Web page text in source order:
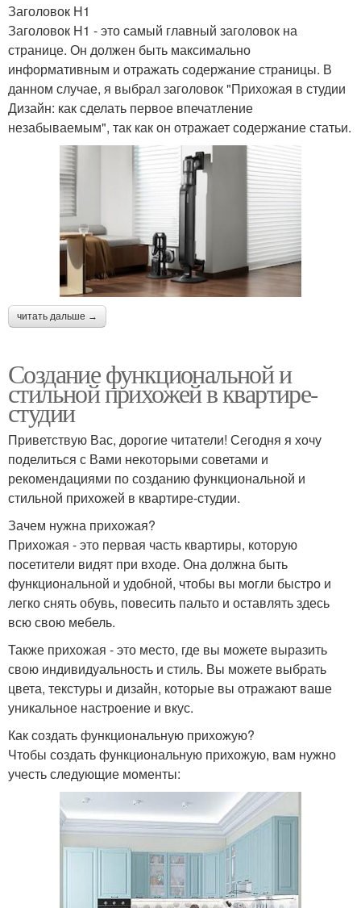
Заголовок H1
Заголовок H1 - это самый главный заголовок на
странице. Он должен быть максимально
информативным и отражать содержание страницы. В
данном случае, я выбрал заголовок "Прихожая в студии
Дизайн: как сделать первое впечатление
незабываемым", так как он отражает содержание статьи.
читать дальше →
Создание функциональной и
стильной прихожей в квартире-
студии
Приветствую Вас, дорогие читатели! Сегодня я хочу
поделиться с Вами некоторыми советами и
рекомендациями по созданию функциональной и
стильной прихожей в квартире-студии.
Зачем нужна прихожая?
Прихожая - это первая часть квартиры, которую
посетители видят при входе. Она должна быть
функциональной и удобной, чтобы вы могли быстро и
легко снять обувь, повесить пальто и оставлять здесь
всю свою мебель.
Также прихожая - это место, где вы можете выразить
свою индивидуальность и стиль. Вы можете выбрать
цвета, текстуры и дизайн, которые вы отражают ваше
уникальное настроение и вкус.
Как создать функциональную прихожую?
Чтобы создать функциональную прихожую, вам нужно
учесть следующие моменты: